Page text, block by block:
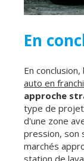
En
En conclusion,
auto en
approche
type de
d'une zone
pression, son
marchés
station de